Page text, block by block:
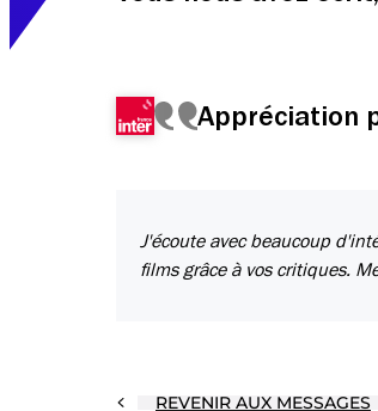
Appréciation
J'écoute avec beaucoup
films grâce à vos critiques.
REVENIR AUX MESSAGES